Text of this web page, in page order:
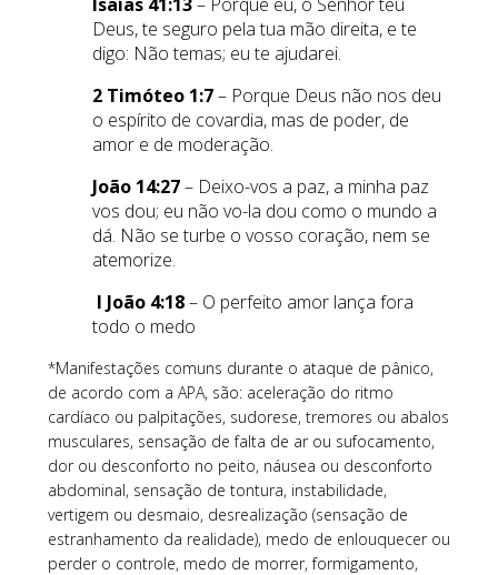
Deus, te seguro pela tua mão direita, e te
digo: Não temas; eu te ajudarei.
2 Timóteo 1:7– Porque Deus não nos deu
o espírito de covardia, mas de poder, de
amor e de moderação.
João 14:27– Deixo-vos a paz, a minha paz
vos dou; eu não vo-la dou como o mundo a
dá. Não se turbe o vosso coração, nem se
atemorize.
I João 4:18– O perfeito amor lança fora
todo o medo
*Manifestações comuns durante o ataque de pânico,
de acordo com a APA, são: aceleração do ritmo
cardíaco ou palpitações, sudorese, tremores ou abalos
musculares, sensação de falta de ar ou sufocamento,
dor ou desconforto no peito, náusea ou desconforto
abdominal, sensação de tontura, instabilidade,
vertigem ou desmaio, desrealização (sensação de
estranhamento da realidade), medo de enlouquecer ou
perder o controle, medo de morrer, formigamento,